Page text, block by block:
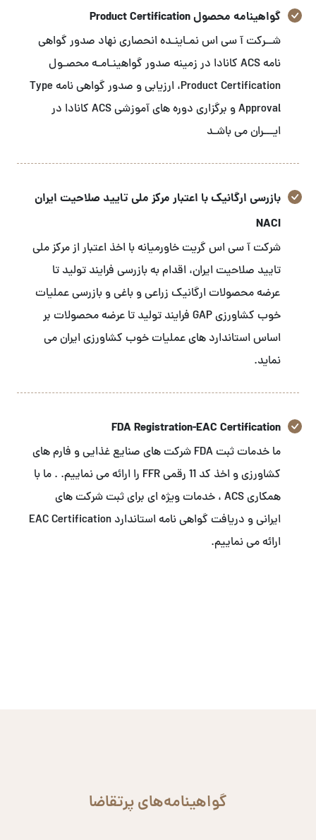
گواهینامه محصول Product Certification
شــرکت آ سی اس نمـاینـده انحصاری نهاد صدور گواهی
نامه ACS کانادا در زمینه صدور گواهینـامـه محصـول
Product Certification، ارزیابی و صدور گواهی نامه Type
Approval و برگزاری دوره های آموزشی ACS کانادا در
ایـــران می باشـد
بازرسی ارگانیک با اعتبار مرکز ملی تایید صلاحیت ایران
NACI
شرکت آ سی اس گریت خاورمیانه با اخذ اعتبار از مرکز ملی
تایید صلاحیت ایران، اقدام به بازرسی فرایند تولید تا
عرضه محصولات ارگانیک زراعی و باغی و بازرسی عملیات
خوب کشاورزی GAP فرایند تولید تا عرضه محصولات بر
اساس استاندارد های عملیات خوب کشاورزی ایران می
نماید.
FDA Registration-EAC Certification
ما خدمات ثبت FDA شرکت های صنایع غذایی و فارم های
کشاورزی و اخذ کد 11 رقمی FFR را ارائه می نماییم. . ما با
همکاری ACS ، خدمات ویژه ای برای ثبت شرکت های
ایرانی و دریافت گواهی نامه استاندارد EAC Certification
ارائه می نماییم.
گواهینامه‌های پرتقاضا